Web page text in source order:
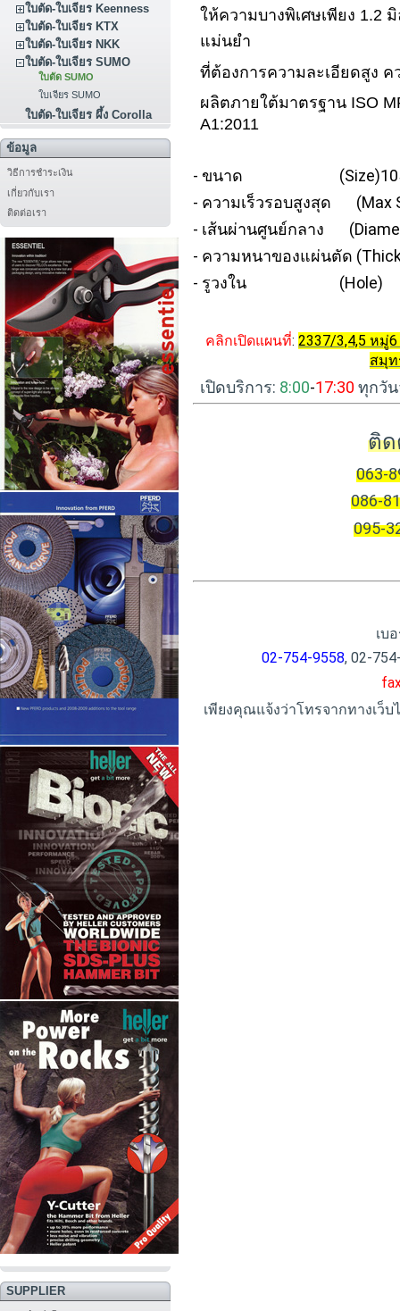
ใบตัด-ใบเจียร Keenness
ใบตัด-ใบเจียร KTX
ใบตัด-ใบเจียร NKK
ใบตัด-ใบเจียร SUMO
ใบตัด SUMO
ใบเจียร SUMO
ใบตัด-ใบเจียร ผึ้ง Corolla
ข้อมูล
วิธีการชำระเงิน
เกี่ยวกับเรา
ติดต่อเรา
SUPPLIER
ให้ความบางพิเศษเพียง 1.2
แม่นยำ
ที่ต้องการความละเอียดสูง ค
ผลิตภายใต้มาตรฐาน ISO
A1:2011
- ขนาด (Size)105 X
- ความเร็วรอบสูงสุด (Max
- เส้นผ่านศูนย์กลาง
- ความหนาของแผ่นตัด
- รูวงใน (Hole) :
คลิกเปิดแผนที่:2337/3,4,5 หมู่
สมุท
เปิดบริการ: 8:00-17:30 ทุกวั
ติด
063-
086-
095-
เบ
02-754-9558,02-
เพียงคุณแจ้งว่าโทรจากทางเว็บ